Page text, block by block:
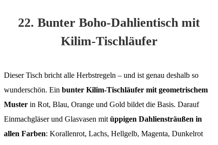
22. Bunter Boho-Dahlientisch mit
Kilim-Tischläufer
Dieser Tisch bricht alle Herbstregeln – und ist genau deshalb so
wunderschön. Ein bunter Kilim-Tischläufer mit geometrischem
Muster in Rot, Blau, Orange und Gold bildet die Basis. Darauf
Einmachgläser und Glasvasen mit üppigen Dahliensträußen in
allen Farben: Korallenrot, Lachs, Hellgelb, Magenta, Dunkelrot